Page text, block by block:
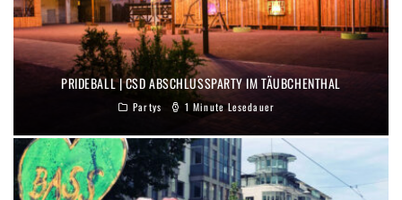
PRIDEBALL | CSD ABSCHLUSSPARTY IM TÄUBCHENTHAL
Partys 1 Minute Lesedauer